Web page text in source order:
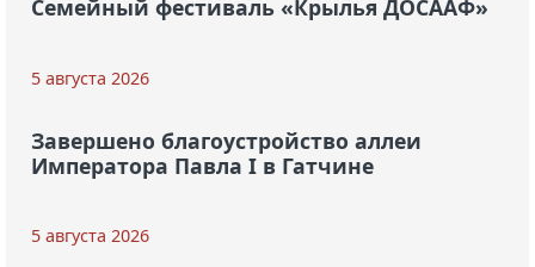
Семейный фестиваль «Крылья ДОСААФ»
5 августа 2026
Завершено благоустройство аллеи
Императора Павла I в Гатчине
5 августа 2026